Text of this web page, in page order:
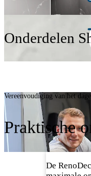
Onderdelen
Vereenvoudiging van het
Praktische
De